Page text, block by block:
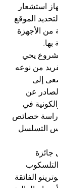
على ما مجموعه 31 جهاز استشعار
الموقع
الأجهزة
بها.
يحي
من نوعه
إلى
عن
في
خصائص
التسلسل
جائزة
الفائقة